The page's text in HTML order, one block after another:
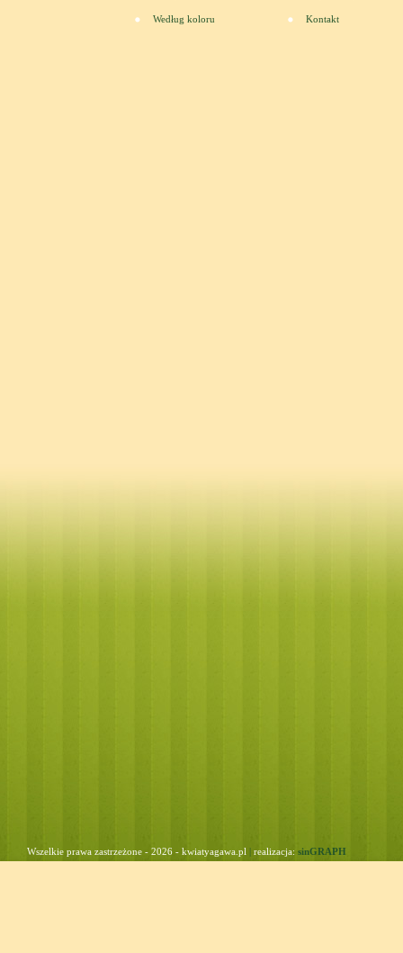
Według koloru Kontakt
Wszelkie prawa zastrzeżone - 2026 - kwiatyagawa.pl | realizacja: sinGRAPH